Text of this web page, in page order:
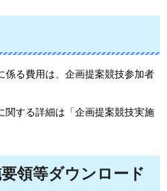
係る費用は、企画提案競技参加者
関する詳細は「企画提案競技実施
領等ダウンロード